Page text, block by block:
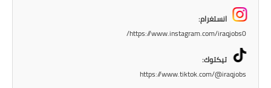
انستغرام:
https://www.instagram.com/iraqjobs0/
تيكتوك:
https://www.tiktok.com/@iraqjobs